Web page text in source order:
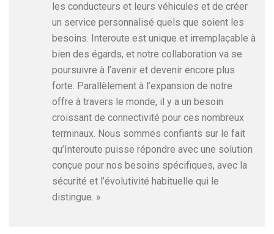
les conducteurs et leurs véhicules et de créer
un service personnalisé quels que soient les
besoins. Interoute est unique et irremplaçable à
bien des égards, et notre collaboration va se
poursuivre à l’avenir et devenir encore plus
forte. Parallèlement à l’expansion de notre
offre à travers le monde, il y a un besoin
croissant de connectivité pour ces nombreux
terminaux. Nous sommes confiants sur le fait
qu’Interoute puisse répondre avec une solution
conçue pour nos besoins spécifiques, avec la
sécurité et l’évolutivité habituelle qui le
distingue. »